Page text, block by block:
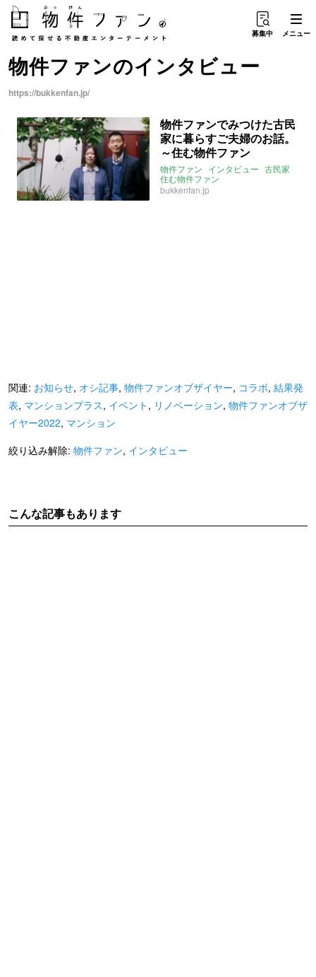
募集中 メニュー
物件ファンのインタビュー
https://bukkenfan.jp/
物件ファンでみつけた古民
家に暮らすご夫婦のお話。
～住む物件ファン
物件ファン インタビュー 古民家
住む物件ファン
bukkenfan.jp
関連: お知らせ, オシ記事, 物件ファンオブザイヤー, コラボ, 結果発
表, マンションプラス, イベント , リノベーション, 物件ファンオブザ
イヤー2022, マンション
絞り込み解除: 物件ファン, インタビュー
こんな記事もあります